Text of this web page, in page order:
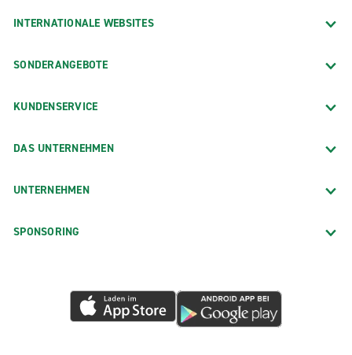
INTERNATIONALE WEBSITES
SONDERANGEBOTE
KUNDENSERVICE
DAS UNTERNEHMEN
UNTERNEHMEN
SPONSORING